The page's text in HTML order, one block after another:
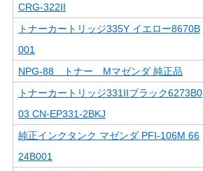
CRG-322II
トナーカートリッジ335Y イエロー8670B
001
NPG-88 トナー Mマゼンダ 純正品
トナーカートリッジ331IIブラック6273B0
03 CN-EP331-2BKJ
純正インクタンク マゼンダ PFI-106M 66
24B001